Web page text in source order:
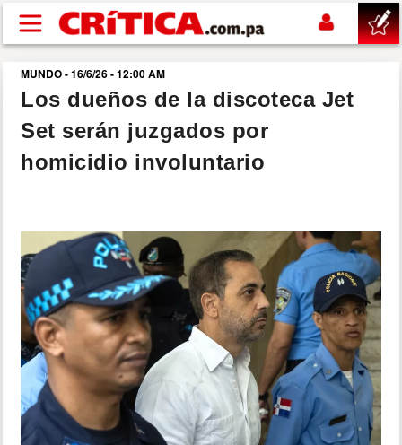
Pasar al contenido principal
buscar
SUCESOS
POLÍTICA
SHOW
DEPORTES
MUNDO
INSÓLITAS
MUNDO - 16/6/26 - 12:00 AM
Los dueños de la discoteca Jet
Set serán juzgados por
homicidio involuntario